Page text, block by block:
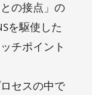
の接点」の
を駆使した
チポイント
セスの中で